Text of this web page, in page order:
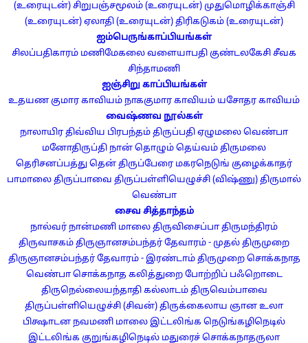
(உரையுடன்) சிறுபஞ்சமூலம் (உரையுடன்) முதுமொழிக்காஞ்சி
(உரையுடன்)ஏலாதி (உரையுடன்)திரிகடுகம் (உரையுடன்)
ஐம்பெருங்காப்பியங்கள்
சிலப்பதிகாரம் மணிமேகலைவளையாபதி குண்டலகேசிசீவக
சிந்தாமணி
ஐஞ்சிறு காப்பியங்கள்
உதயண குமார காவியம் நாககுமார காவியம் யசோதர காவியம்
வைஷ்ணவ நூல்கள்
நாலாயிர திவ்விய பிரபந்தம்திருப்பதி ஏழுமலை வெண்பா
மனோதிருப்தி நான் தொழும் தெய்வம்திருமலை
தெரிசனப்பத்து தென் திருப்பேரை மகரநெடுங் குழைக்காதர்
பாமாலைதிருப்பாவை திருப்பள்ளியெழுச்சி (விஷ்ணு)திருமால்
வெண்பா
சைவ சித்தாந்தம்
நால்வர் நான்மணி மாலைதிருவிசைப்பாதிருமந்திரம்
திருவாசகம்திருஞானசம்பந்தர் தேவாரம் - முதல் திருமுறை
திருஞானசம்பந்தர் தேவாரம் - இரண்டாம் திருமுறை சொக்கநாத
வெண்பா சொக்கநாத கலித்துறை போற்றிப் பஃறொடை
திருநெல்லையந்தாதி கல்லாடம் திருவெம்பாவை
திருப்பள்ளியெழுச்சி (சிவன்)திருக்கைலாய ஞான உலா
பிக்ஷாடன நவமணி மாலைஇட்டலிங்க நெடுங்கழிநெடில்
இட்டலிங்க குறுங்கழிநெடில் மதுரைச் சொக்கநாதருலா